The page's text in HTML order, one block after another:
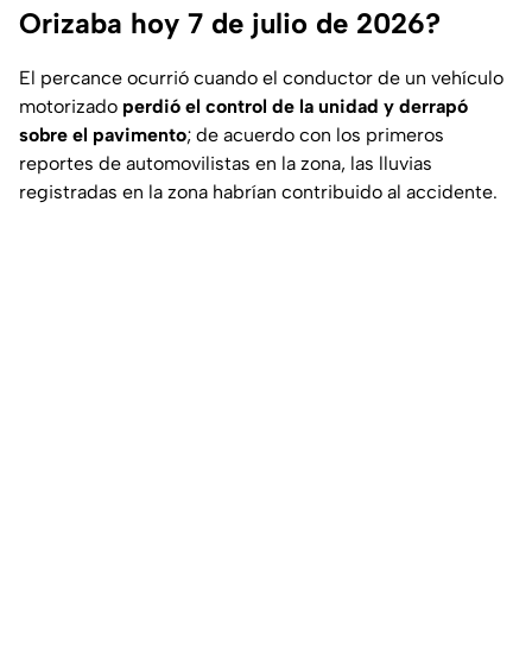
Orizaba hoy 7 de julio de 2026?
El percance ocurrió cuando el conductor de un vehículo
motorizado perdió el control de la unidad y derrapó
sobre el pavimento; de acuerdo con los primeros
reportes de automovilistas en la zona, las lluvias
registradas en la zona habrían contribuido al accidente.